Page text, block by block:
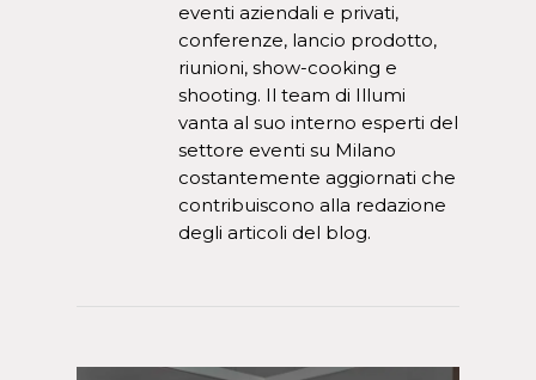
eventi aziendali e privati,
conferenze, lancio prodotto,
riunioni, show-cooking e
shooting. Il team di Illumi
vanta al suo interno esperti del
settore eventi su Milano
costantemente aggiornati che
contribuiscono alla redazione
degli articoli del blog.